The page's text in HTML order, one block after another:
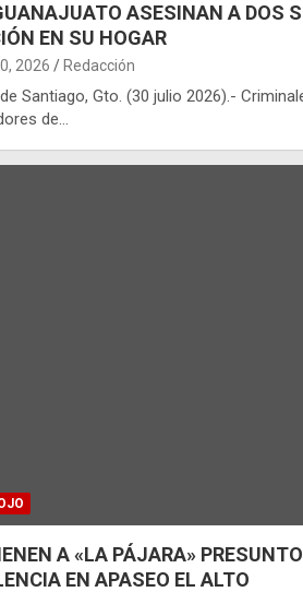
ASESINAN A DOS
EN SU HOGAR
2026 Redacción
Santiago, Gto. (30 julio 2026).-
de…
A «LA PÁJARA»
EN APASEO EL ALTO